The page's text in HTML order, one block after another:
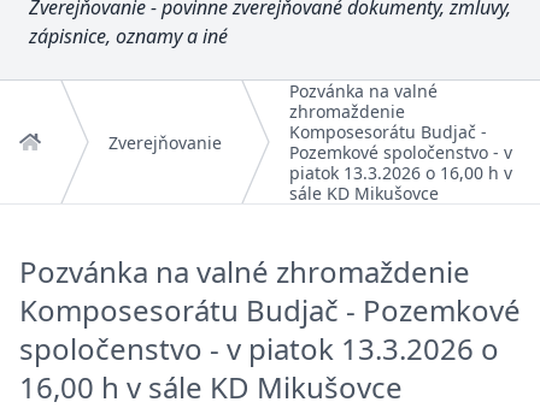
Zverejňovanie - povinne zverejňované dokumenty, zmluvy,
zápisnice, oznamy a iné
Domov Zverejňovanie
Pozvánka na valné
zhromaždenie
Komposesorátu Budjač -
Pozemkové spoločenstvo - v
piatok 13.3.2026 o 16,00 h v
sále KD Mikušovce
Pozvánka na valné zhromaždenie
Komposesorátu Budjač - Pozemkové
spoločenstvo - v piatok 13.3.2026 o
16,00 h v sále KD Mikušovce